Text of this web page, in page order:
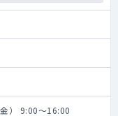
） 9:00～16:00